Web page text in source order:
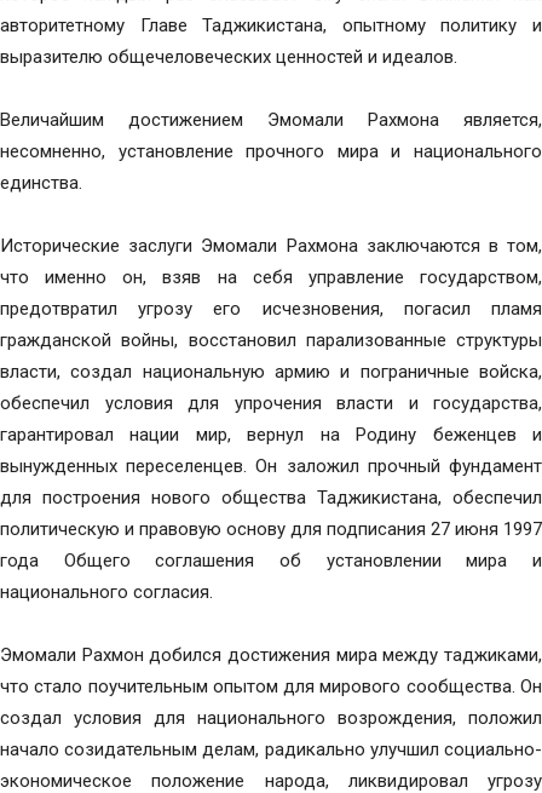
авторитетному Главе Таджикистана, опытному политику и
выразителю общечеловеческих ценностей и идеалов.
Величайшим достижением Эмомали Рахмона является,
несомненно, установление прочного мира и национального
единства.
Исторические заслуги Эмомали Рахмона заключаются в том,
что именно он, взяв на себя управление государством,
предотвратил угрозу его исчезновения, погасил пламя
гражданской войны, восстановил парализованные структуры
власти, создал национальную армию и пограничные войска,
обеспечил условия для упрочения власти и государства,
гарантировал нации мир, вернул на Родину беженцев и
вынужденных переселенцев. Он заложил прочный фундамент
для построения нового общества Таджикистана, обеспечил
политическую и правовую основу для подписания 27 июня 1997
года Общего соглашения об установлении мира и
национального согласия.
Эмомали Рахмон добился достижения мира между таджиками,
что стало поучительным опытом для мирового сообщества. Он
создал условия для национального возрождения, положил
начало созидательным делам, радикально улучшил социально-
экономическое положение народа, ликвидировал угрозу